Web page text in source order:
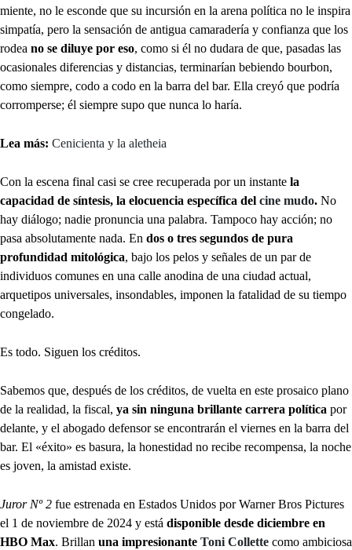
miente, no le esconde que su incursión en la arena política no le inspira
simpatía, pero la sensación de antigua camaradería y confianza que los
rodea no se diluye por eso, como si él no dudara de que, pasadas las
ocasionales diferencias y distancias, terminarían bebiendo bourbon,
como siempre, codo a codo en la barra del bar. Ella creyó que podría
corromperse; él siempre supo que nunca lo haría.
Lea más: Cenicienta y la aletheia
Con la escena final casi se cree recuperada por un instante la
capacidad de síntesis, la elocuencia específica del cine mudo. No
hay diálogo; nadie pronuncia una palabra. Tampoco hay acción; no
pasa absolutamente nada. En dos o tres segundos de pura
profundidad mitológica, bajo los pelos y señales de un par de
individuos comunes en una calle anodina de una ciudad actual,
arquetipos universales, insondables, imponen la fatalidad de su tiempo
congelado.
Es todo. Siguen los créditos.
Sabemos que, después de los créditos, de vuelta en este prosaico plano
de la realidad, la fiscal, ya sin ninguna brillante carrera política por
delante, y el abogado defensor se encontrarán el viernes en la barra del
bar. El «éxito» es basura, la honestidad no recibe recompensa, la noche
es joven, la amistad existe.
Juror Nº 2 fue estrenada en Estados Unidos por Warner Bros Pictures
el 1 de noviembre de 2024 y está disponible desde diciembre en
HBO Max. Brillan una impresionante Toni Collette como ambiciosa